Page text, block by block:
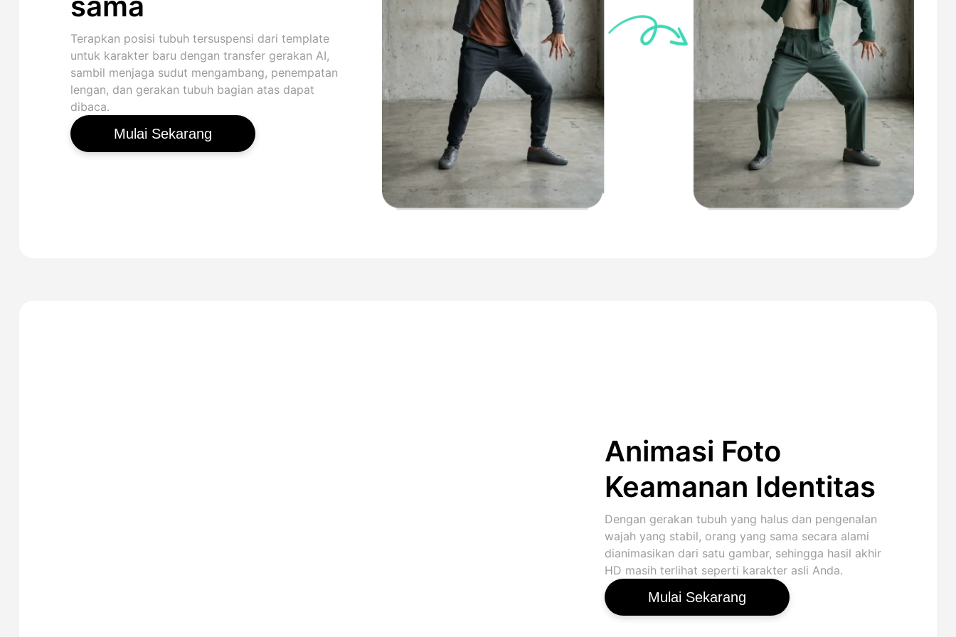
Terapkan posisi tubuh tersuspensi dari template
untuk karakter baru dengan transfer gerakan AI,
sambil menjaga sudut mengambang, penempatan
lengan, dan gerakan tubuh bagian atas dapat
dibaca.
Mulai Sekarang
Animasi Foto
Keamanan Identitas
Dengan gerakan tubuh yang halus dan pengenalan
wajah yang stabil, orang yang sama secara alami
dianimasikan dari satu gambar, sehingga hasil akhir
HD masih terlihat seperti karakter asli Anda.
Mulai Sekarang